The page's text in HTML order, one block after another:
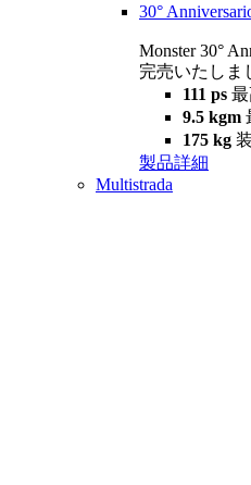
30°
Monster 30°
完売いたしま
111 ps
9.5 kgm
175 kg
製品詳細
Multistrada